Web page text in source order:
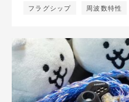
フラグシップ
周波数特性